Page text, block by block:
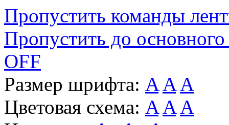
Пропустить команды
Пропустить до основного
OFF
Размер шрифта: A A A
Цветовая схема: A A A